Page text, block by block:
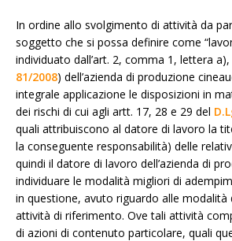
In ordine allo svolgimento di attività da
soggetto che si possa definire come
individuato dall’art. 2, comma 1, lettera a),
81/2008) dell’azienda di produzione
integrale applicazione le disposizioni in
dei rischi di cui agli artt. 17, 28 e 29 del
quali attribuiscono al datore di lavoro la
la conseguente responsabilità) delle
quindi il datore di lavoro dell’azienda di
individuare le modalità migliori di
in questione, avuto riguardo alle modalità
attività di riferimento. Ove tali attività
di azioni di contenuto particolare, quali